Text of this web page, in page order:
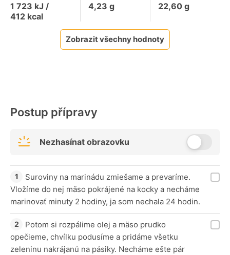
1 723 kJ /
412 kcal
4,23 g
22,60g
Zobrazit všechny hodnoty
Postup přípravy
Nezhasínat obrazovku
Suroviny na marinádu zmiešame a prevaríme.
Vložíme do nej mäso pokrájené na kocky a necháme
marinovať minuty 2 hodiny, ja som nechala 24 hodin.
Potom si rozpálime olej a mäso prudko
opečieme, chvílku podusíme a pridáme všetku
zeleninu nakrájanú na pásiky. Necháme ešte pár